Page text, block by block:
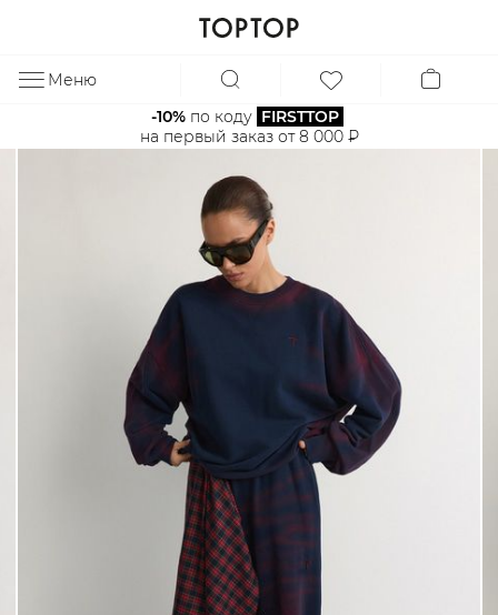
Меню
-10% по коду FIRSTTOP
на первый заказ от 8 000 ₽